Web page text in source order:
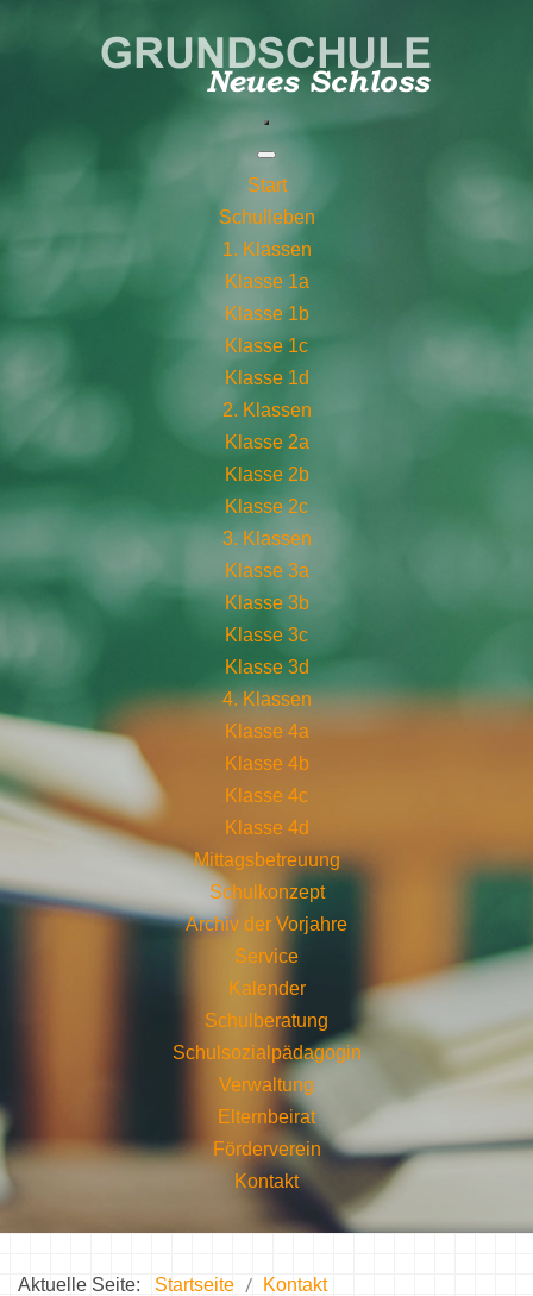
Start
Schulleben
1. Klassen
Klasse 1a
Klasse 1b
Klasse 1c
Klasse 1d
2. Klassen
Klasse 2a
Klasse 2b
Klasse 2c
3. Klassen
Klasse 3a
Klasse 3b
Klasse 3c
Klasse 3d
4. Klassen
Klasse 4a
Klasse 4b
Klasse 4c
Klasse 4d
Mittagsbetreuung
Schulkonzept
Archiv der Vorjahre
Service
Kalender
Schulberatung
Schulsozialpädagogin
Verwaltung
Elternbeirat
Förderverein
Kontakt
Aktuelle Seite: Startseite Kontakt